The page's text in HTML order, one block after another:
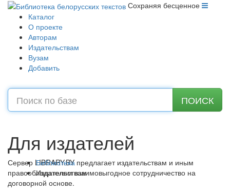
Сохраняя бесценное
Каталог
О проекте
Авторам
Издательствам
Вузам
Добавить
ПОИСК
Для издателей
Библиотека
Издательствам
Сервер LIBRARY.BY предлагает издательствам и иным
правообладателям взаимовыгодное сотрудничество на
договорной основе.